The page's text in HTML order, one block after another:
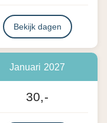
Bekijk dagen
Januari 2027
30,-